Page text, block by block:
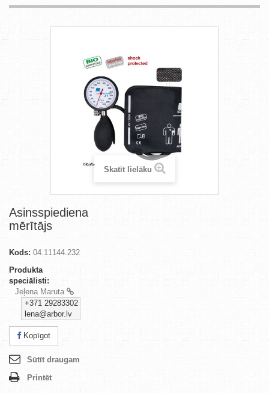
Skatīt lielāku
Asinsspiediena
mērītājs
Kods: 04.11144.232
Produkta
speciālisti:
Jeļena Maruta
+371 29283302
lena@arbor.lv
Kopīgot
Sūtīt draugam
Printēt